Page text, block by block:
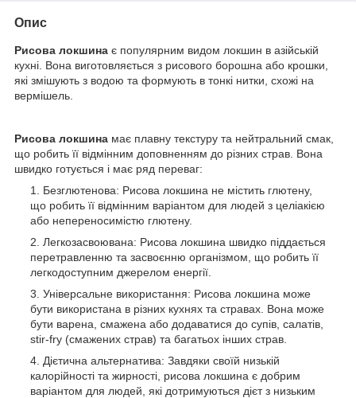
Опис
Рисова локшина є популярним видом локшин в азійській
кухні. Вона виготовляється з рисового борошна або крошки,
які змішують з водою та формують в тонкі нитки, схожі на
вермішель.
Рисова локшина має плавну текстуру та нейтральний смак,
що робить її відмінним доповненням до різних страв. Вона
швидко готується і має ряд переваг:
Безглютенова: Рисова локшина не містить глютену,
що робить її відмінним варіантом для людей з целіакією
або непереносимістю глютену.
Легкозасвоювана: Рисова локшина швидко піддається
перетравленню та засвоєнню організмом, що робить її
легкодоступним джерелом енергії.
Універсальне використання: Рисова локшина може
бути використана в різних кухнях та стравах. Вона може
бути варена, смажена або додаватися до супів, салатів,
stir-fry (смажених страв) та багатьох інших страв.
Дієтична альтернатива: Завдяки своїй низькій
калорійності та жирності, рисова локшина є добрим
варіантом для людей, які дотримуються дієт з низьким